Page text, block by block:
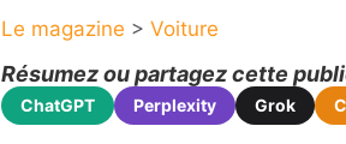
Le magazine > Voiture
Résumez ou partagez cette
ChatGPT Perplexity Grok